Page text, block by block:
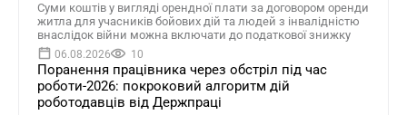
Суми коштів у вигляді орендної плати за договором оренди
житла для учасників бойових дій та людей з інвалідністю
внаслідок війни можна включати до податкової знижку
06.08.2026 10
Поранення працівника через обстріл під час
роботи-2026: покроковий алгоритм дій
роботодавців від Держпраці